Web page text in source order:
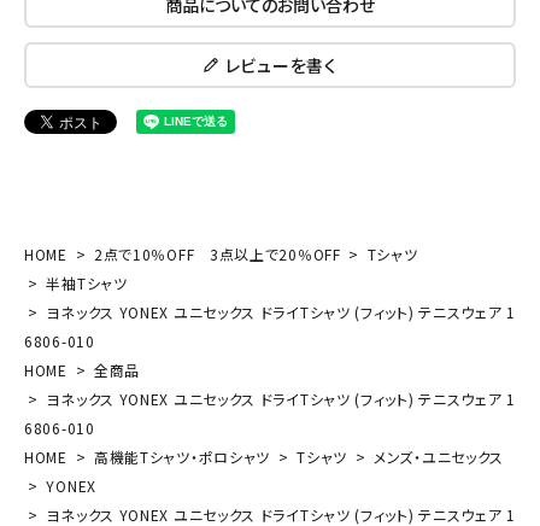
レビューを書く
HOME 2点で10％OFF 3点以上で20％OFF
Tシャツ
半袖Tシャツ
ヨネックス YONEX ユニセックス ドライTシャツ (フィット) テニスウェア 1
6806-010
HOME
全商品
ヨネックス YONEX ユニセックス ドライTシャツ (フィット) テニスウェア 1
6806-010
HOME
高機能Tシャツ・ポロシャツ Tシャツ
メンズ・ユニセックス
YONEX
ヨネックス YONEX ユニセックス ドライTシャツ (フィット) テニスウェア 1